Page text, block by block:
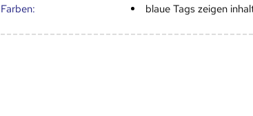
Farben:
blaue Tags zeigen